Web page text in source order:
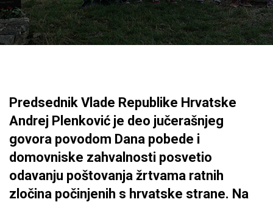
Predsednik Vlade Republike Hrvatske
Andrej Plenković je deo jučerašnjeg
govora povodom Dana pobede i
domovniske zahvalnosti posvetio
odavanju poštovanja žrtvama ratnih
zločina počinjenih s hrvatske strane. Na